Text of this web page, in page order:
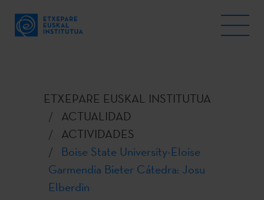
ETXEPARE EUSKAL INSTITUTUA
ACTUALIDAD
ACTIVIDADES
Boise State University-Eloise
Garmendia Bieter Cátedra: Josu
Elberdin